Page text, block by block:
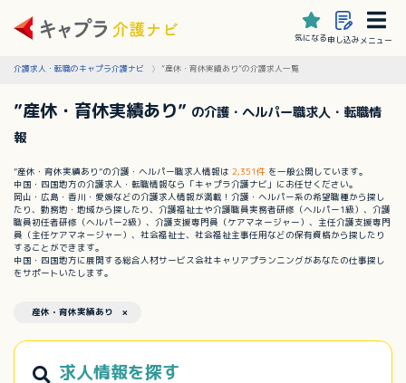
気になる申し込みメニュー
介護求人・転職のキャプラ介護ナビ ”産休・育休実績あり”の介護求人一覧
”産休・育休実績あり” の介護・ヘルパー職求人・転職情
報
”産休・育休実績あり”の介護・ヘルパー職求人情報は 2,351件 を一般公開しています。
中国・四国地方の介護求人・転職情報なら「キャプラ介護ナビ」にお任せください。
岡山・広島・香川・愛媛などの介護求人情報が満載！介護・ヘルパー系の希望職種から探し
たり、勤務地・地域から探したり、介護福祉士や介護職員実務者研修（ヘルパー1級）、介護
職員初任者研修（ヘルパー2級）、介護支援専門員（ケアマネージャー）、主任介護支援専門
員（主任ケアマネージャー）、社会福祉士、社会福祉主事任用などの保有資格から探したり
することができます。
中国・四国地方に展開する総合人材サービス会社キャリアプランニングがあなたの仕事探し
をサポートいたします。
産休・育休実績あり ×
求人情報を探す